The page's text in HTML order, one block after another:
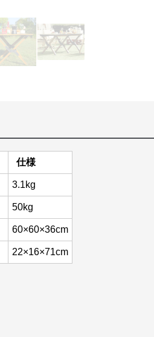
仕様
3.1kg
50kg
60×60×36cm
22×16×71cm